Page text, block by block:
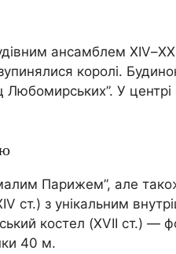
ансамблем
королі.
У
Парижем”, але
ст.) з унікальним
костел (XVII ст.) —
40 м.